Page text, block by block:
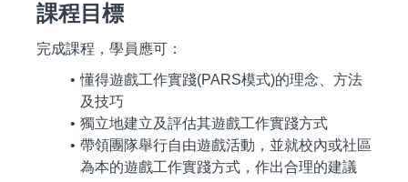
課程目標
完成課程，學員應可：
懂得遊戲工作實踐(PARS模式)的理念、方法
及技巧
獨立地建立及評估其遊戲工作實踐方式
帶領團隊舉行自由遊戲活動，並就校內或社區
為本的遊戲工作實踐方式，作出合理的建議